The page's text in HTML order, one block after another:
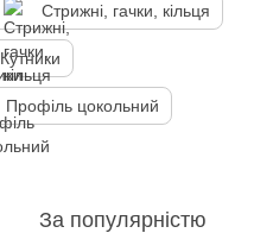
Стрижні, гачки, кільця
Кутники
Профіль цокольний
За популярністю